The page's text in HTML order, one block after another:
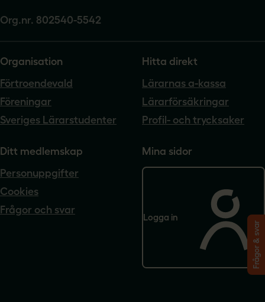
Org.nr. 802540-5542
Organisation
Förtroendevald
Föreningar
Sveriges Lärarstudenter
Hitta direkt
Lärarnas a-kassa
Lärarförsäkringar
Profil- och trycksaker
Ditt medlemskap
Personuppgifter
Cookies
Frågor och svar
Mina sidor
Logga in
Frågor & svar